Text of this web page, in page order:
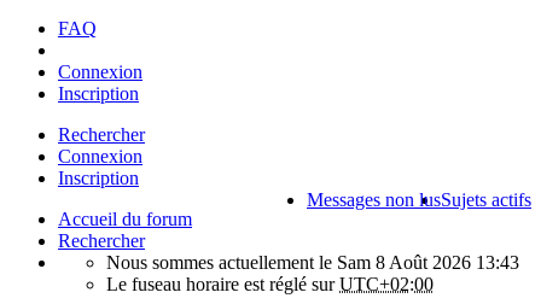
FAQ
Connexion
Inscription
Rechercher
Connexion
Inscription
Sujets actifs
Messages non lus
Accueil du forum
Rechercher
Nous sommes actuellement le Sam 8 Août 2026 13:43
Le fuseau horaire est réglé surUTC+02:00